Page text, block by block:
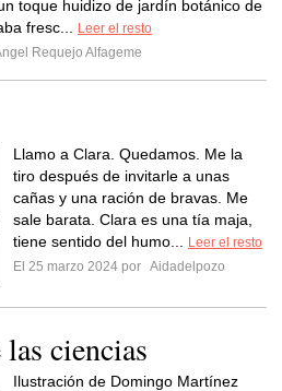
toque huidizo de jardín botánico de
fresc...
Leer el resto
Requejo Alfageme
Llamo a Clara. Quedamos. Me la
tiro después de invitarle a unas
cañas y una ración de bravas. Me
sale barata. Clara es una tía maja,
tiene sentido del humo...
Leer el resto
El 25 marzo 2024 por Aidadelpozo
ciencias
Ilustración de Domingo Martínez